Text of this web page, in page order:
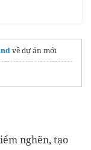
về dự án mới
nghẽn, tạo